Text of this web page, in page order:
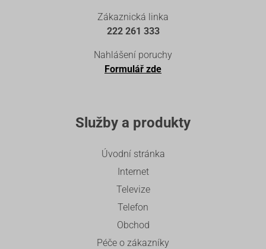
Zákaznická linka
222 261 333
Nahlášení poruchy
Formulář zde
Služby a produkty
Úvodní stránka
Internet
Televize
Telefon
Obchod
Péče o zákazníky